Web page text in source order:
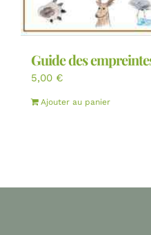
Guide des
5,00 €
Ajouter au panier